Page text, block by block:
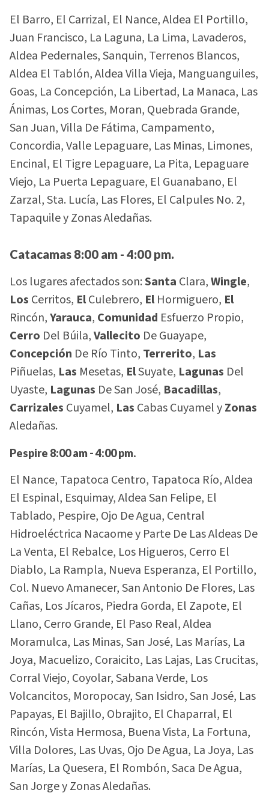
El Barro, El Carrizal, El Nance, Aldea El Portillo,
Juan Francisco, La Laguna, La Lima, Lavaderos,
Aldea Pedernales, Sanquin, Terrenos Blancos,
Aldea El Tablón, Aldea Villa Vieja, Manguanguiles,
Goas, La Concepción, La Libertad, La Manaca, Las
Ánimas, Los Cortes, Moran, Quebrada Grande,
San Juan, Villa De Fátima, Campamento,
Concordia, Valle Lepaguare, Las Minas, Limones,
Encinal, El Tigre Lepaguare, La Pita, Lepaguare
Viejo, La Puerta Lepaguare, El Guanabano, El
Zarzal, Sta. Lucía, Las Flores, El Calpules No. 2,
Tapaquile y Zonas Aledañas.
Catacamas 8:00 am - 4:00 pm.
Los lugares afectados son:Santa Clara,Wingle,
Los Cerritos, ElCulebrero, ElHormiguero, El
Rincón,Yarauca, Comunidad Esfuerzo Propio,
Cerro Del Búila,Vallecito De Guayape,
Concepción De Río Tinto, Terrerito, Las
Piñuelas, Las Mesetas, ElSuyate, Lagunas Del
Uyaste, Lagunas De San José, Bacadillas,
Carrizales Cuyamel, Las Cabas Cuyamel yZonas
Aledañas.
Pespire 8:00 am - 4:00 pm.
El Nance, Tapatoca Centro, Tapatoca Río, Aldea
El Espinal, Esquimay, Aldea San Felipe, El
Tablado, Pespire, Ojo De Agua, Central
Hidroeléctrica Nacaome y Parte De Las Aldeas De
La Venta, El Rebalce, Los Higueros, Cerro El
Diablo, La Rampla, Nueva Esperanza, El Portillo,
Col. Nuevo Amanecer, San Antonio De Flores, Las
Cañas, Los Jícaros, Piedra Gorda, El Zapote, El
Llano, Cerro Grande, El Paso Real, Aldea
Moramulca, Las Minas, San José, Las Marías, La
Joya, Macuelizo, Coraicito, Las Lajas, Las Crucitas,
Corral Viejo, Coyolar, Sabana Verde, Los
Volcancitos, Moropocay, San Isidro, San José, Las
Papayas, El Bajillo, Obrajito, El Chaparral, El
Rincón, Vista Hermosa, Buena Vista, La Fortuna,
Villa Dolores, Las Uvas, Ojo De Agua, La Joya, Las
Marías, La Quesera, El Rombón, Saca De Agua,
San Jorge y Zonas Aledañas.